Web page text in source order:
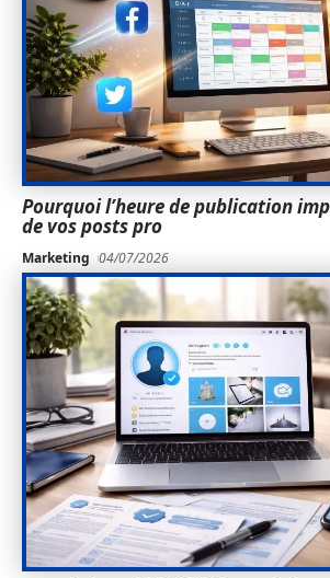
Pourquoi l’heure de publication
de vos posts pro
Marketing 04/07/2026